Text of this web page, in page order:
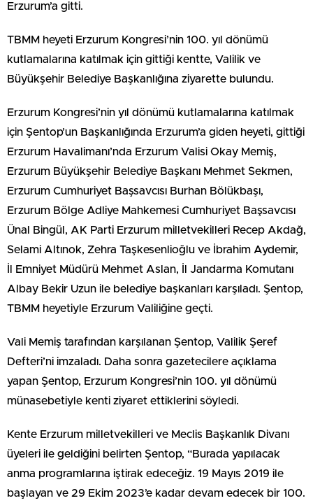
Erzurum’a gitti.
TBMM heyeti Erzurum Kongresi’nin 100. yıl dönümü
kutlamalarına katılmak için gittiği kentte, Valilik ve
Büyükşehir Belediye Başkanlığına ziyarette bulundu.
Erzurum Kongresi’nin yıl dönümü kutlamalarına katılmak
için Şentop’un Başkanlığında Erzurum’a giden heyeti, gittiği
Erzurum Havalimanı’nda Erzurum Valisi Okay Memiş,
Erzurum Büyükşehir Belediye Başkanı Mehmet Sekmen,
Erzurum Cumhuriyet Başsavcısı Burhan Bölükbaşı,
Erzurum Bölge Adliye Mahkemesi Cumhuriyet Başsavcısı
Ünal Bingül, AK Parti Erzurum milletvekilleri Recep Akdağ,
Selami Altınok, Zehra Taşkesenlioğlu ve İbrahim Aydemir,
İl Emniyet Müdürü Mehmet Aslan, İl Jandarma Komutanı
Albay Bekir Uzun ile belediye başkanları karşıladı. Şentop,
TBMM heyetiyle Erzurum Valiliğine geçti.
Vali Memiş tarafından karşılanan Şentop, Valilik Şeref
Defteri’ni imzaladı. Daha sonra gazetecilere açıklama
yapan Şentop, Erzurum Kongresi’nin 100. yıl dönümü
münasebetiyle kenti ziyaret ettiklerini söyledi.
Kente Erzurum milletvekilleri ve Meclis Başkanlık Divanı
üyeleri ile geldiğini belirten Şentop, “Burada yapılacak
anma programlarına iştirak edeceğiz. 19 Mayıs 2019 ile
başlayan ve 29 Ekim 2023’e kadar devam edecek bir 100.